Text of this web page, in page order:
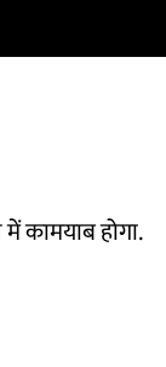
कामयाब होगा.